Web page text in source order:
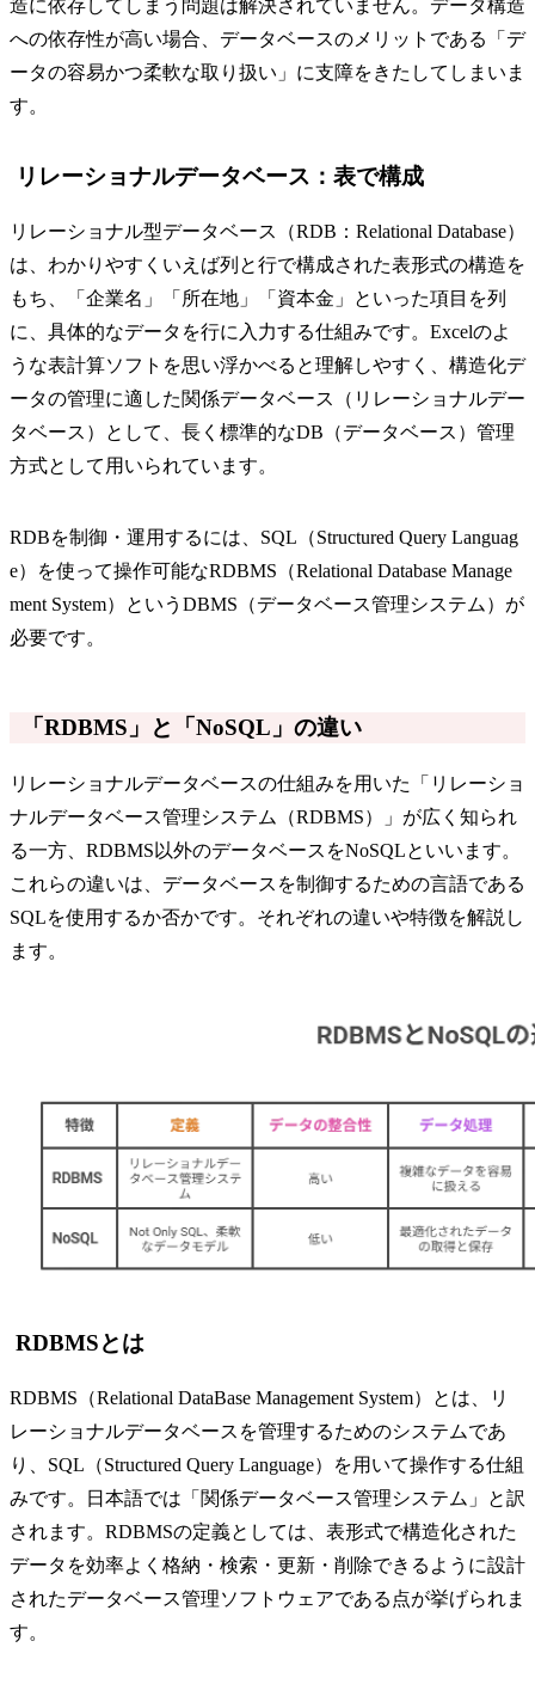
造に依存してしまう問題は解決されていません。データ構造
への依存性が高い場合、データベースのメリットである「デ
ータの容易かつ柔軟な取り扱い」に支障をきたしてしまいま
す。
リレーショナルデータベース：表で構成
リレーショナル型データベース（RDB：Relational Database）
は、わかりやすくいえば列と行で構成された表形式の構造を
もち、「企業名」「所在地」「資本金」といった項目を列
に、具体的なデータを行に入力する仕組みです。Excelのよ
うな表計算ソフトを思い浮かべると理解しやすく、構造化デ
ータの管理に適した関係データベース（リレーショナルデー
タベース）として、長く標準的なDB（データベース）管理
方式として用いられています。
RDBを制御・運用するには、SQL（Structured Query Languag
e）を使って操作可能なRDBMS（Relational Database Manage
ment System）というDBMS（データベース管理システム）が
必要です。
「RDBMS」と「NoSQL」の違い
リレーショナルデータベースの仕組みを用いた「リレーショ
ナルデータベース管理システム（RDBMS）」が広く知られ
る一方、RDBMS以外のデータベースをNoSQLといいます。
これらの違いは、データベースを制御するための言語である
SQLを使用するか否かです。それぞれの違いや特徴を解説し
ます。
RDBMSとは
RDBMS（Relational DataBase Management System）とは、リ
レーショナルデータベースを管理するためのシステムであ
り、SQL（Structured Query Language）を用いて操作する仕組
みです。日本語では「関係データベース管理システム」と訳
されます。RDBMSの定義としては、表形式で構造化された
データを効率よく格納・検索・更新・削除できるように設計
されたデータベース管理ソフトウェアである点が挙げられま
す。